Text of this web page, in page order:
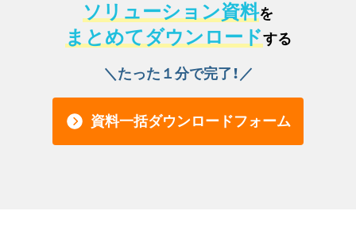
ソリューション資料を
まとめてダウンロードする
＼たった１分で完了！／
資料一括ダウンロードフォーム